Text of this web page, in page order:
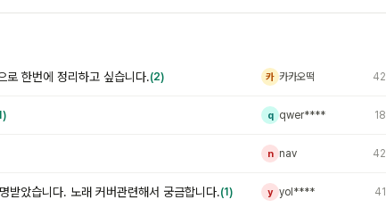
한번에 정리하고 싶습니다.(2) 카 카카오떡 42
q qwer**** 18
n nav 42
받았습니다. 노래 커버관련해서 궁금합니다.(1) y yol**** 41